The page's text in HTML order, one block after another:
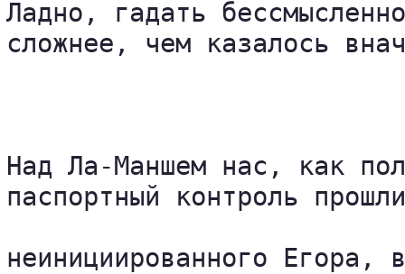
Ладно, гадать
сложнее, чем казалось
Над Ла-Маншем нас, как
паспортный контроль
неинициированного